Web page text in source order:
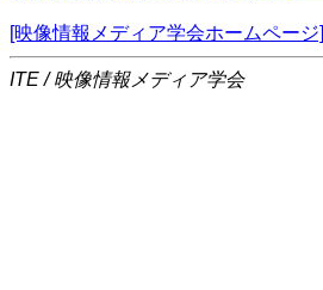
[映像情報メディア学会ホームページ]
ITE / 映像情報メディア学会